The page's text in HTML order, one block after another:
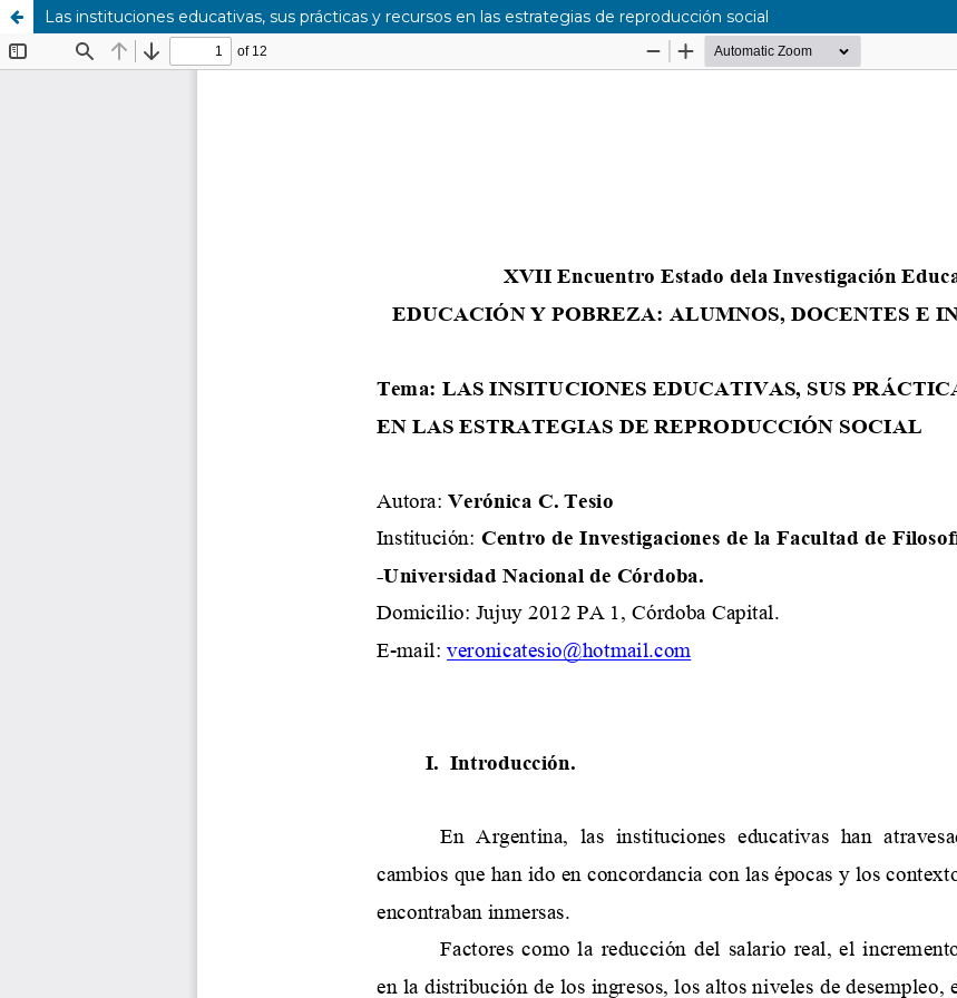
Las instituciones educativas, sus prácticas y recursos en las estrategias de reproducción social